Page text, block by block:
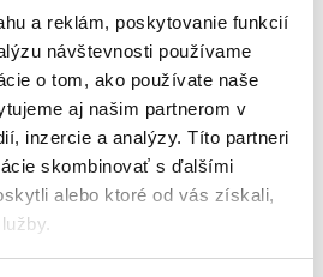
a reklám, poskytovanie funkcií
návštevnosti používame
o tom, ako používate naše
aj našim partnerom v
inzercie a analýzy. Títo partneri
skombinovať s ďalšími
alebo ktoré od vás získali,